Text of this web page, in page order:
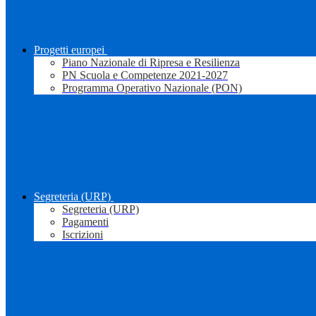
Progetti europei
Piano Nazionale di Ripresa e Resilienza
PN Scuola e Competenze 2021-2027
Programma Operativo Nazionale (PON)
Segreteria (URP)
Segreteria (URP)
Pagamenti
Iscrizioni